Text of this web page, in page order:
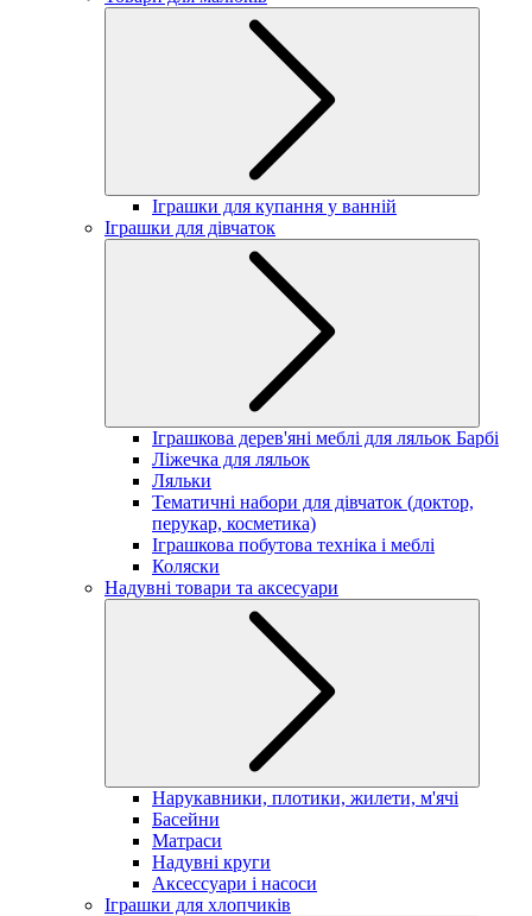
Іграшки для купання у ванній
Іграшки для дівчаток
Іграшкова дерев'яні меблі для ляльок Барбі
Ліжечка для ляльок
Ляльки
Тематичні набори для дівчаток (доктор,
перукар, косметика)
Іграшкова побутова техніка і меблі
Коляски
Надувні товари та аксесуари
Нарукавники, плотики, жилети, м'ячі
Басейни
Матраси
Надувні круги
Аксессуари і насоси
Іграшки для хлопчиків